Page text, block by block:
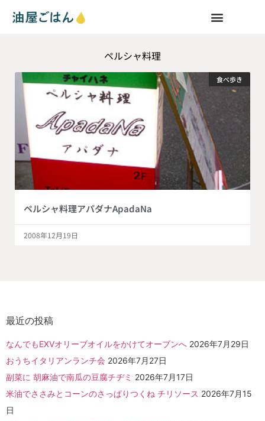
ペルシャ料理
食べ歩き
ペルシャ料理アパダナApadaNa
2008年12月19日
最近の投稿
なんでもEXVオリーブオイルをかけてオーブンへ 2026年7月29日
おうちイタリアンランチ会 2026年7月27日
副菜に 胡麻油で南瓜の豆腐チヂミ 2026年7月17日
米油でささみとコーンのさっぱりつくね チリソース 2026年7月15
日